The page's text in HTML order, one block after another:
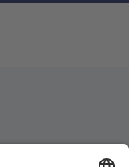
Interoperabilität.